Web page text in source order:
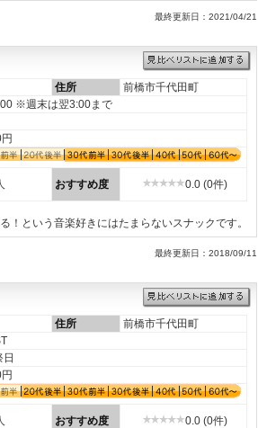
最終更新日：2021/04/21
住所
前橋市千代田町
※週末は翌3:00まで
おすすめ度 0.0 (0件)
という音楽好きにはたまらないスナックです。
最終更新日：2018/09/11
住所
前橋市千代田町
おすすめ度 0.0 (0件)